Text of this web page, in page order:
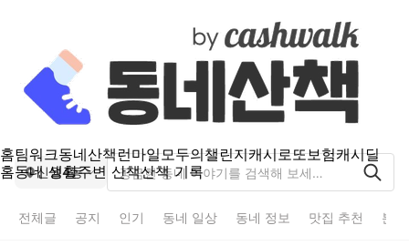
홈팀워크동네산책런마일모두의챌린지캐시로또보험캐시딜
홈동네 생활주변 산책산책 기록
신월4동
전체글 공지 인기 동네 일상 동네 정보 맛집 추천 분